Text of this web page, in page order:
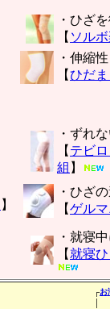
・ひざ
【 ソル
・伸縮
【ひだ
・ずれ
【 テビ
組 】
】
・ひざ
【ゲル
・就寝
【 就寝
┌お
│